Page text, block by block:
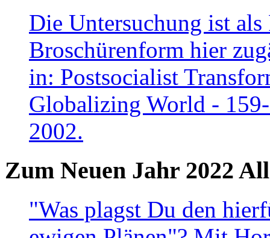
Die Untersuchung ist
Broschürenform hier
in: Postsocialist
Globalizing World -
2002.
Zum Neuen Jahr 2022
"Was plagst Du den